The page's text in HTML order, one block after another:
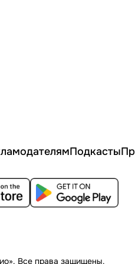
Подкасты
Все права защищены.